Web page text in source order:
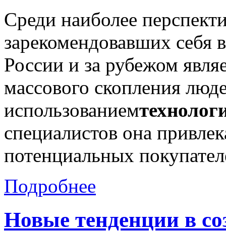
Среди наиболее
зарекомендовавших себя
России и за рубежом
массового скопления
использованием
специалистов она
потенциальных
Подробнее
Новые тенденции в